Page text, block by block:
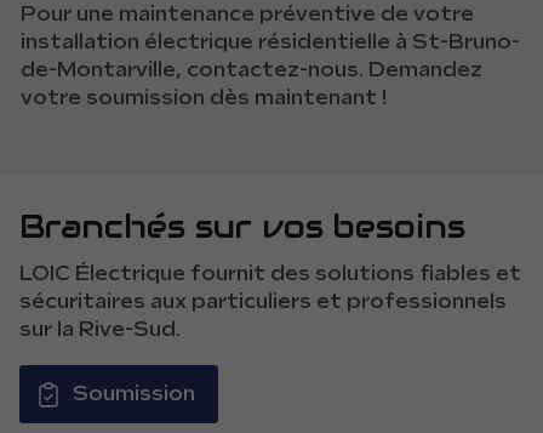
Pour une maintenance préventive de votre
installation électrique résidentielle à St-Bruno-
de-Montarville, contactez-nous. Demandez
votre soumission dès maintenant !
Branchés sur vos besoins
LOIC Électrique fournit des solutions fiables et
sécuritaires aux particuliers et professionnels
sur la Rive-Sud.
Soumission